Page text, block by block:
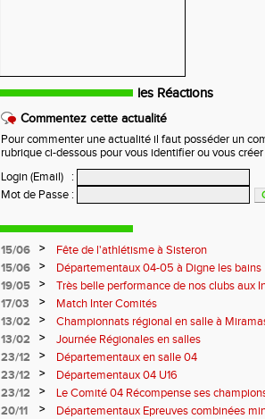
les Réactions
Commentez cette actualité
Pour commenter une actualité il faut posséder un
rubrique ci-dessous pour vous identifier ou vous
Login (Email)
:
Mot de Passe :
15/06 >
Fête de l'athlétisme à Sisteron
15/06
>
Départementaux 04-05 à Digne les bains
19/05
>
Très belle performance de nos clubs aux
Toulon !
17/03 >
Match Inter Comités
13/02
>
Championnats régional en salle à
13/02
>
Journée Régionales en salles
23/12
>
Départementaux en salle 04
23/12
>
Départementaux 04 U16
23/12
>
Le Comité 04 Récompense ses
20/11
>
Départementaux Epreuves combinées